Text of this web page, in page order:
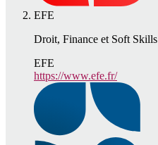
EFE
Droit, Finance et Soft Skills
EFE
https://www.efe.fr/